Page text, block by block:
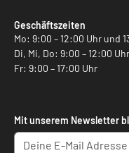
Geschäftszeiten
Mo: 9:00 – 12:00 Uhr und
Di, Mi, Do: 9:00 – 12:00
Fr: 9:00 – 17:00 Uhr
Mit unserem Newsletter